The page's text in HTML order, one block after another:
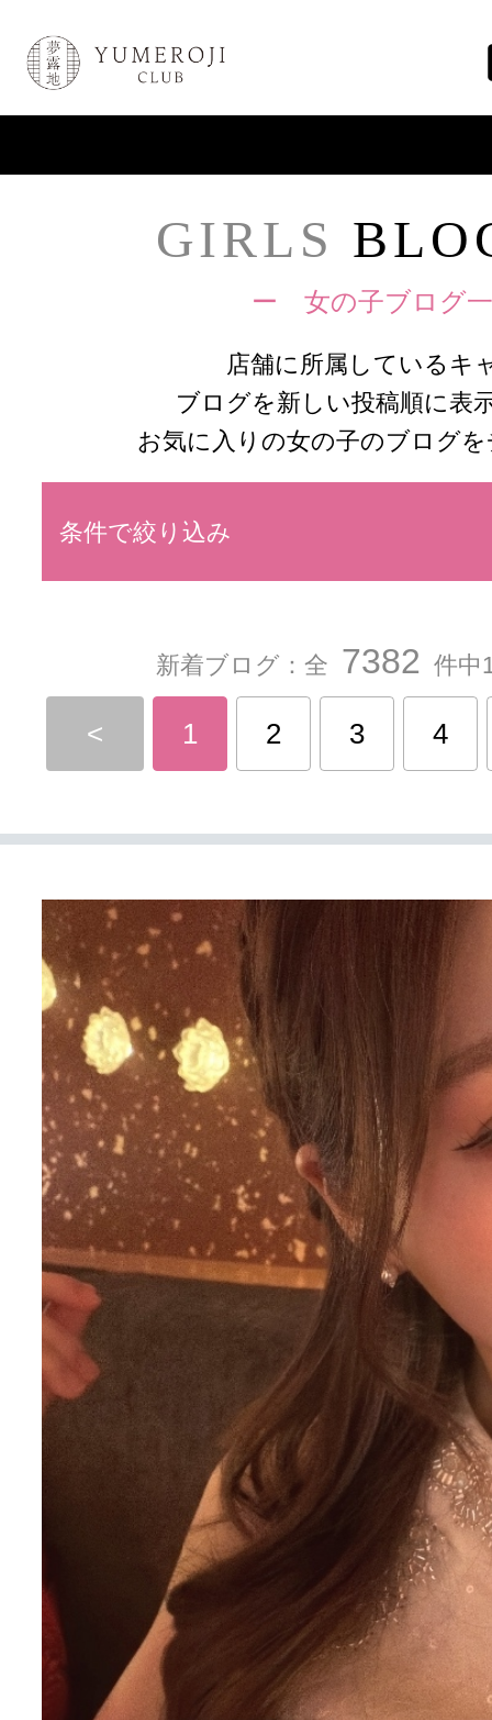
GIRLS
ー 女の子ブログ
店舗に所属しているキ
ブログを新しい投稿順に表
お気に入りの女の子のブログ
条件で絞り込み
新着ブログ：全 7382 件中
< 1 2 3 4